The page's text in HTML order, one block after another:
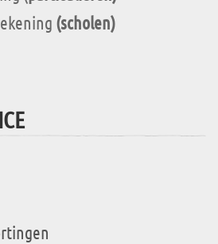
(scholen)